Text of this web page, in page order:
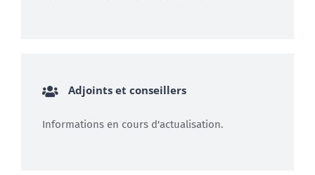
Adjoints et conseillers
Informations en cours d'actualisation.